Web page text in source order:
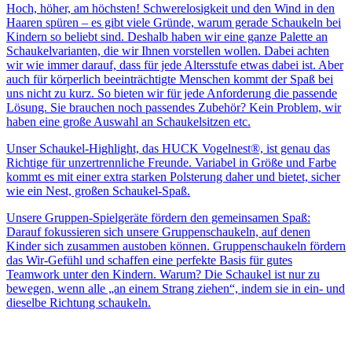
Hoch, höher, am höchsten! Schwerelosigkeit und den Wind in den
Haaren spüren – es gibt viele Gründe, warum gerade Schaukeln bei
Kindern so beliebt sind. Deshalb haben wir eine ganze Palette an
Schaukelvarianten, die wir Ihnen vorstellen wollen. Dabei achten
wir wie immer darauf, dass für jede Altersstufe etwas dabei ist. Aber
auch für körperlich beeinträchtigte Menschen kommt der Spaß bei
uns nicht zu kurz. So bieten wir für jede Anforderung die passende
Lösung. Sie brauchen noch passendes Zubehör? Kein Problem, wir
haben eine große Auswahl an Schaukelsitzen etc.
Unser Schaukel-Highlight, das HUCK Vogelnest®, ist genau das
Richtige für unzertrennliche Freunde. Variabel in Größe und Farbe
kommt es mit einer extra starken Polsterung daher und bietet, sicher
wie ein Nest, großen Schaukel-Spaß.
Unsere Gruppen-Spielgeräte fördern den gemeinsamen Spaß:
Darauf fokussieren sich unsere Gruppenschaukeln, auf denen
Kinder sich zusammen austoben können. Gruppenschaukeln fördern
das Wir-Gefühl und schaffen eine perfekte Basis für gutes
Teamwork unter den Kindern. Warum? Die Schaukel ist nur zu
bewegen, wenn alle „an einem Strang ziehen“, indem sie in ein- und
dieselbe Richtung schaukeln.